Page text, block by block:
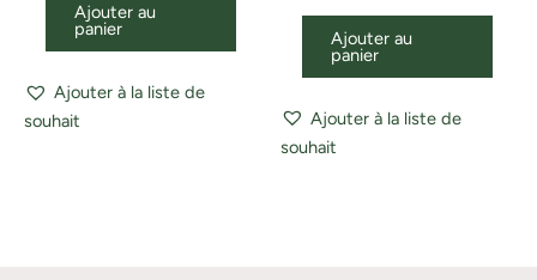
Ajouter au
panier
Ajouter à la liste de
souhait
Ajouter au
panier
Ajouter à la liste de
souhait